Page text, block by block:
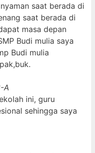
saat berada di
saat berada di
masa depan
Budi mulia saya
Budi mulia
A
ini, guru
sehingga saya